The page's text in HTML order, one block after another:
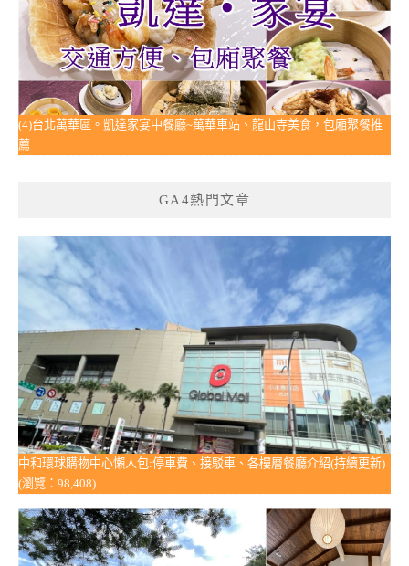
(4)台北萬華區。凱達家宴中餐廳~萬華車站、龍山寺美食，包廂聚餐推
薦
GA4熱門文章
中和環球購物中心懶人包:停車費、接駁車、各樓層餐廳介紹(持續更新)
(瀏覽：98,408)